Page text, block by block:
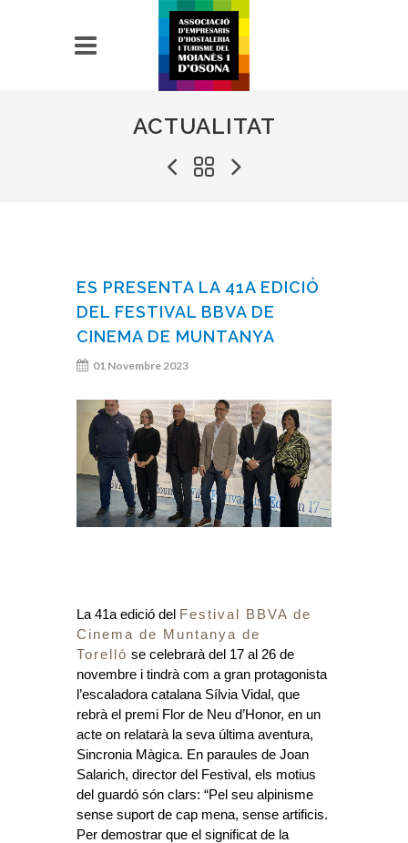
ACTUALITAT
ES PRESENTA LA 41A EDICIÓ
DEL FESTIVAL BBVA DE
CINEMA DE MUNTANYA
01 Novembre 2023
La 41a edició del Festival BBVA de
Cinema de Muntanya de
Torelló se celebrarà del 17 al 26 de
novembre i tindrà com a gran protagonista
l’escaladora catalana Sílvia Vidal, que
rebrà el premi Flor de Neu d’Honor, en un
acte on relatarà la seva última aventura,
Sincronia Màgica. En paraules de Joan
Salarich, director del Festival, els motius
del guardó són clars: “Pel seu alpinisme
sense suport de cap mena, sense artificis.
Per demostrar que el significat de la